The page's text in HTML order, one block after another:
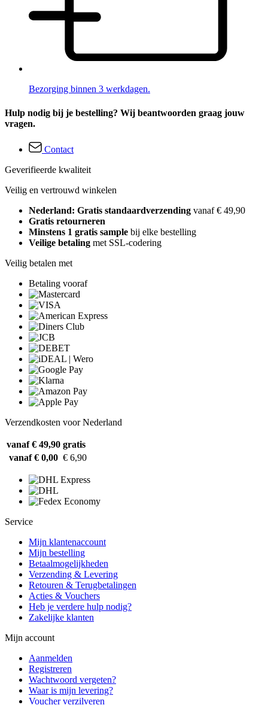
Bezorging binnen 3 werkdagen.
Hulp nodig bij je bestelling? Wij beantwoorden graag jouw
vragen.
Contact
Geverifieerde kwaliteit
Veilig en vertrouwd winkelen
Nederland: Gratis standaardverzending vanaf € 49,90
Gratis retourneren
Minstens 1 gratis sample bij elke bestelling
Veilige betaling met SSL-codering
Veilig betalen met
Betaling vooraf
Verzendkosten voor Nederland
vanaf € 49,90 gratis
vanaf € 0,00 € 6,90
Service
Mijn klantenaccount
Mijn bestelling
Betaalmogelijkheden
Verzending & Levering
Retouren & Terugbetalingen
Acties & Vouchers
Heb je verdere hulp nodig?
Zakelijke klanten
Mijn account
Aanmelden
Registreren
Wachtwoord vergeten?
Waar is mijn levering?
Voucher verzilveren